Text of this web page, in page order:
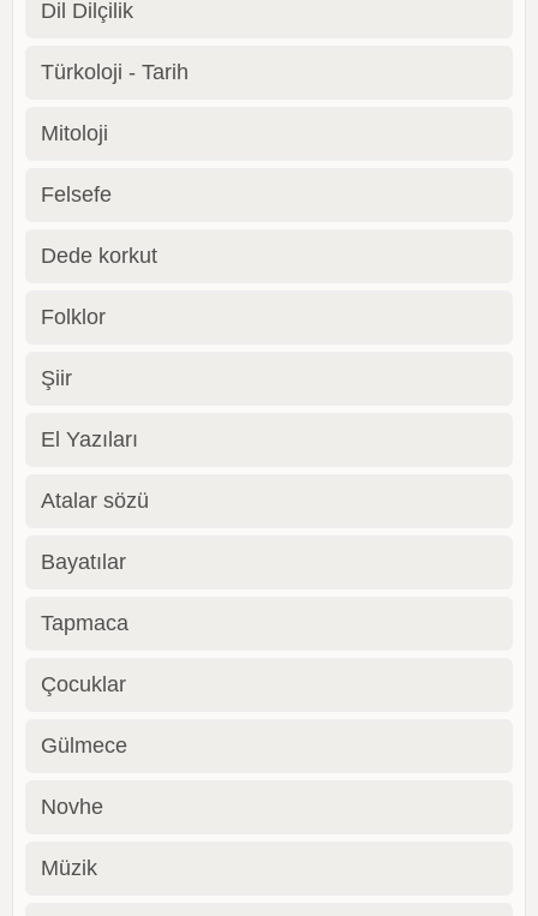
Dil Dilçilik
Türkoloji - Tarih
Mitoloji
Felsefe
Dede korkut
Folklor
Şiir
El Yazıları
Atalar sözü
Bayatılar
Tapmaca
Çocuklar
Gülmece
Novhe
Müzik